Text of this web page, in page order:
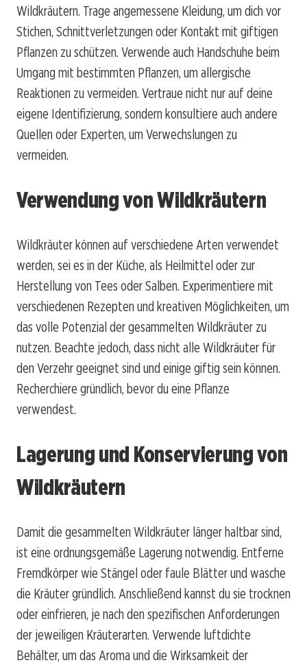
Wildkräutern. Trage angemessene Kleidung, um dich vor
Stichen, Schnittverletzungen oder Kontakt mit giftigen
Pflanzen zu schützen. Verwende auch Handschuhe beim
Umgang mit bestimmten Pflanzen, um allergische
Reaktionen zu vermeiden. Vertraue nicht nur auf deine
eigene Identifizierung, sondern konsultiere auch andere
Quellen oder Experten, um Verwechslungen zu
vermeiden.
Verwendung von Wildkräutern
Wildkräuter können auf verschiedene Arten verwendet
werden, sei es in der Küche, als Heilmittel oder zur
Herstellung von Tees oder Salben. Experimentiere mit
verschiedenen Rezepten und kreativen Möglichkeiten, um
das volle Potenzial der gesammelten Wildkräuter zu
nutzen. Beachte jedoch, dass nicht alle Wildkräuter für
den Verzehr geeignet sind und einige giftig sein können.
Recherchiere gründlich, bevor du eine Pflanze
verwendest.
Lagerung und Konservierung von
Wildkräutern
Damit die gesammelten Wildkräuter länger haltbar sind,
ist eine ordnungsgemäße Lagerung notwendig. Entferne
Fremdkörper wie Stängel oder faule Blätter und wasche
die Kräuter gründlich. Anschließend kannst du sie trocknen
oder einfrieren, je nach den spezifischen Anforderungen
der jeweiligen Kräuterarten. Verwende luftdichte
Behälter, um das Aroma und die Wirksamkeit der